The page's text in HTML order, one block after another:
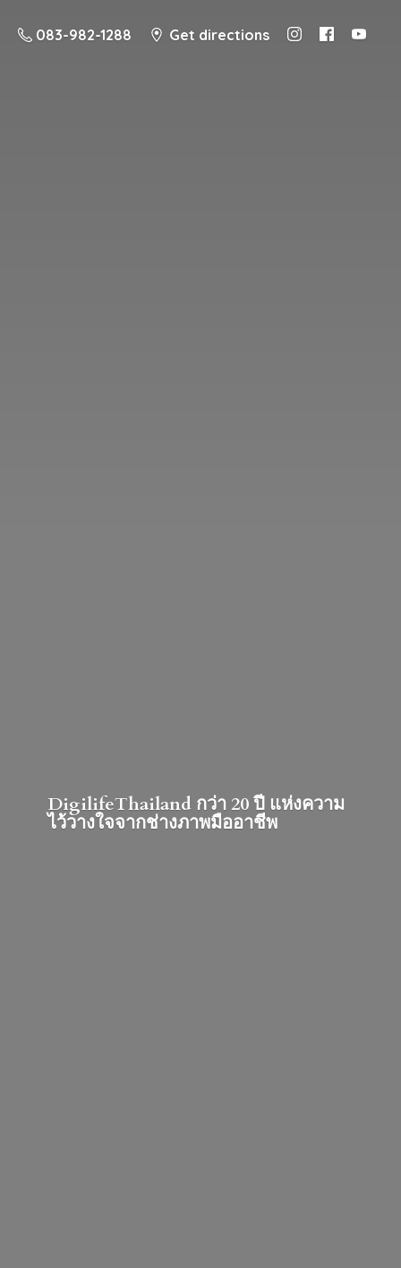
083-982-1288 Get directions
DigilifeThailand กว่า 20 ปี แห่งความ
ไว้วางใจจากช่างภาพมืออาชีพ